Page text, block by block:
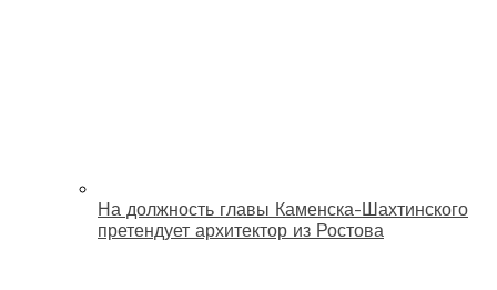
На должность главы Каменска-Шахтинского
претендует архитектор из Ростова